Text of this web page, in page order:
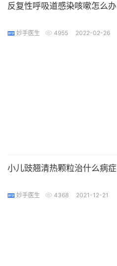
反复性呼吸道感染咳嗽怎么办
妙手医生 4955 2022-02-26
小儿豉翘清热颗粒治什么病症
妙手医生 4368 2021-12-21